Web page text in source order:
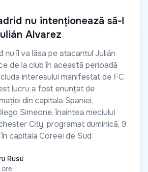
nu intenționează să-l
Alvarez
nu îl va lăsa pe atacantul Julián
de la club în această perioadă
interesului manifestat de FC
lucru a fost enunțat de
din capitala Spaniei,
Simeone, înaintea meciului
City, programat duminică, 9
capitala Coreei de Sud.
Rusu
ore